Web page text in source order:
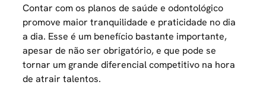
Contar com os planos de saúde e odontológico
promove maior tranquilidade e praticidade no dia
a dia. Esse é um benefício bastante importante,
apesar de não ser obrigatório, e que pode se
tornar um grande diferencial competitivo na hora
de atrair talentos.